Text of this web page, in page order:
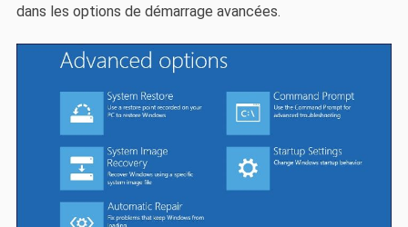
dans les options de démarrage avancées.